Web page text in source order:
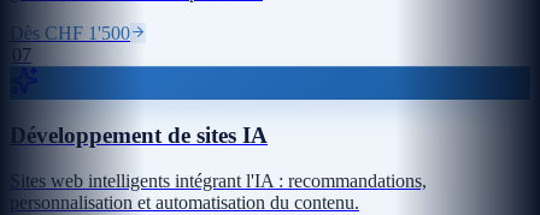
Dès CHF 1'500
07
Développement de sites IA
Sites web intelligents intégrant l'IA : recommandations,
personnalisation et automatisation du contenu.